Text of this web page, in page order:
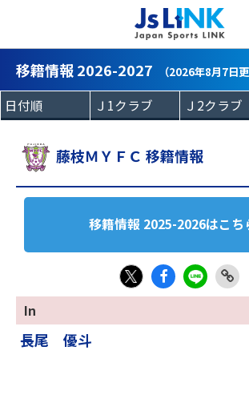
移籍情報 2026-2027 （2026年8月7日更
藤枝ＭＹＦＣ 移籍情報
移籍情報 2025-2026はこち
X
Fac
eb
LIN
E
Link
Copy
In
長尾 優斗